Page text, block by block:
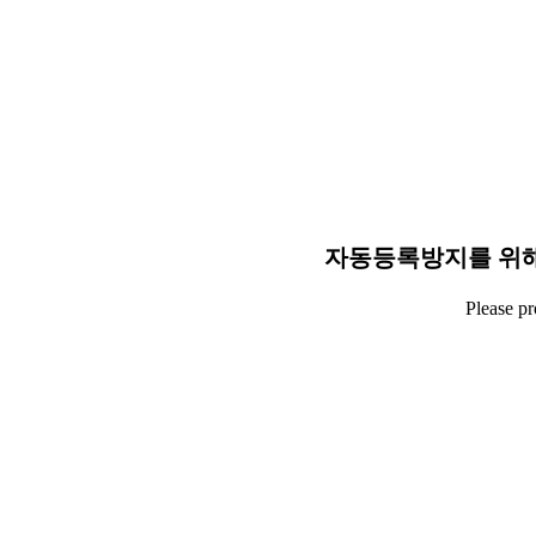
자동등록방지를 위
Please